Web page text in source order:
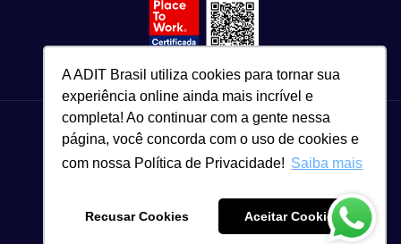
A ADIT Brasil utiliza cookies para tornar sua
experiência online ainda mais incrível e
completa! Ao continuar com a gente nessa
página, você concorda com o uso de cookies e
com nossa Política de Privacidade! Saiba mais
Recusar Cookies Aceitar Cookies
Copyright © 2021